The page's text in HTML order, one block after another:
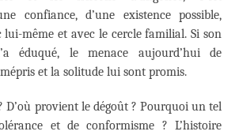
confiance, d’une existence possible,
lui-même et avec le cercle familial. Si son
éduqué, le menace aujourd’hui de
et la solitude lui sont promis.
D’où provient le dégoût ? Pourquoi un tel
et de conformisme ? L’histoire